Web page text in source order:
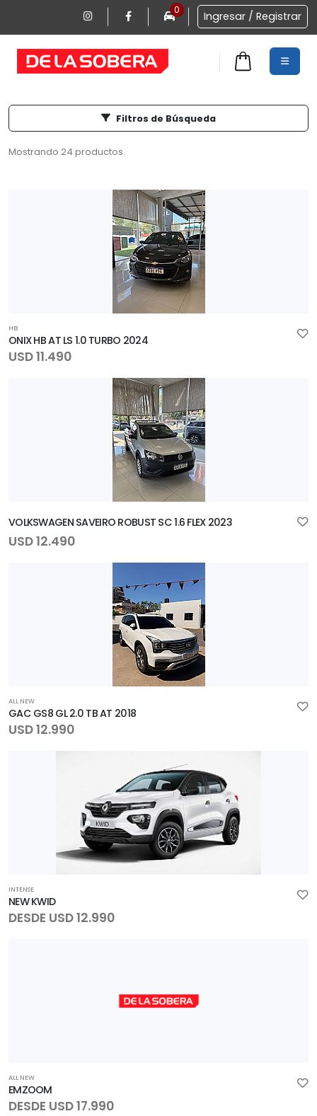
0 Ingresar / Registrar
Filtros de Búsqueda
Mostrando 24 productos.
HB
ONIX HB AT LS 1.0 TURBO 2024
USD 11.490
VOLKSWAGEN SAVEIRO ROBUST SC 1.6 FLEX 2023
USD 12.490
ALL NEW
GAC GS8 GL 2.0 TB AT 2018
USD 12.990
INTENSE
NEW KWID
DESDE USD 12.990
ALL NEW
EMZOOM
DESDE USD 17.990